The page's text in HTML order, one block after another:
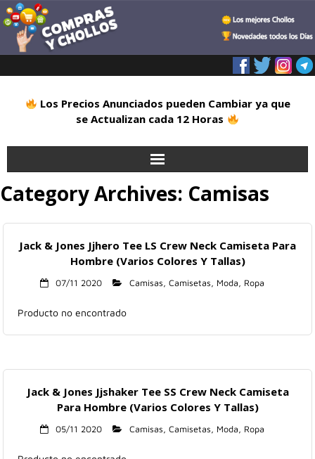
Los Precios Anunciados pueden Cambiar ya que
se Actualizan cada 12 Horas
Inicio
Alimentación
Informática
Listas
Moda
Category Archives: Camisas
Jack & Jones Jjhero Tee LS Crew Neck Camiseta Para
Hombre (Varios Colores Y Tallas)
07/11 2020 Camisas, Camisetas, Moda, Ropa
Producto no encontrado
Jack & Jones Jjshaker Tee SS Crew Neck Camiseta
Para Hombre (Varios Colores Y Tallas)
05/11 2020 Camisas, Camisetas, Moda, Ropa